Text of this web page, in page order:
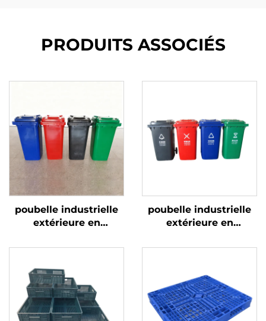
PRODUITS ASSOCIÉS
poubelle industrielle
extérieure en
litres, corbeille à
déchets
poubelle industrielle
extérieure en
litres, corbeille à
déchets